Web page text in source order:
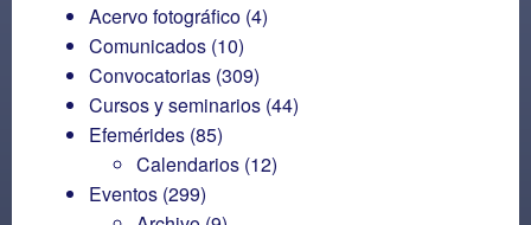
Acervo fotográfico (4)
Comunicados (10)
Convocatorias (309)
Cursos y seminarios (44)
Efemérides (85)
Calendarios (12)
Eventos (299)